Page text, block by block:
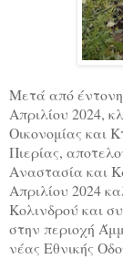
Μετά από
Απριλίου 2024,
Οικονομίας και
Πιερίας,
Αναστασία και
Απριλίου 2024
Κολινδρού και
στην περιοχή
νέας Εθνικής